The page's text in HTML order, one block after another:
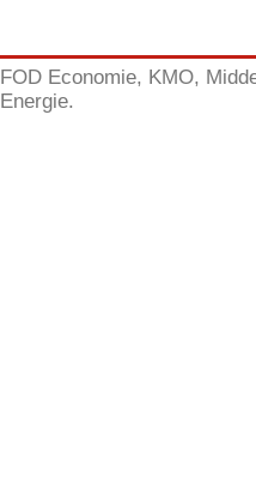
FOD Economie, KMO,
Energie.